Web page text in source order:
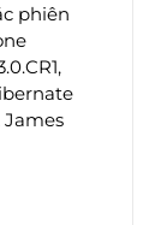
phiên
James